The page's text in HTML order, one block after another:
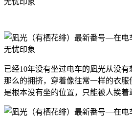
已经10年没有坐过电车的凪光从没
那么的拥挤，穿着像往常一样的衣
是根本没有坐的位置，只能被人挨着